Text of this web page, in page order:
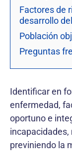
Factores de
desarrollo
Población
Preguntas
Identificar en
enfermedad,
oportuno e
incapacidades,
previniendo la